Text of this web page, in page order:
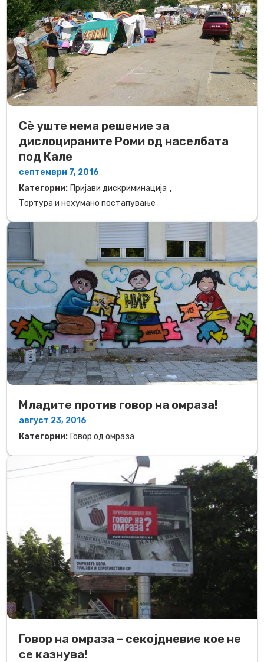
Сè уште нема решение за
дислоцираните Роми од населбата
под Кале
септември 7, 2016
Категории: Пријави дискриминација ,
Тортура и нехумано постапување
Младите против говор на омраза!
август 23, 2016
Категории: Говор од омраза
Говор на омраза – секојдневие кое не
се казнува!